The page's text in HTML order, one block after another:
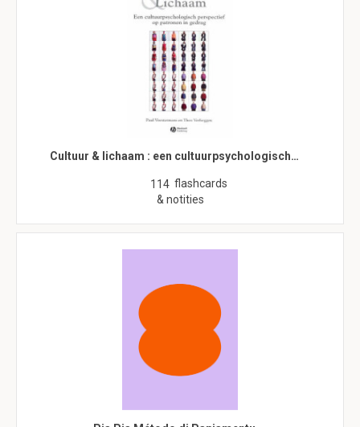
Cultuur & lichaam : een cultuurpsychologisch…
114 flashcards
& notities